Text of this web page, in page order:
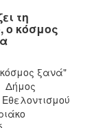
τη
ο κόσμος
ξανά"
Δήμος